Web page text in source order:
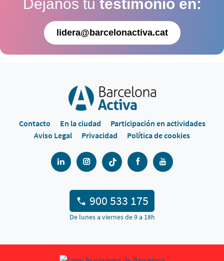
Déjanos tu testimonio en:
lidera@barcelonactiva.cat
Contacto En la ciudad
Participación en actividades
Aviso Legal
Privacidad Política de cookies
900 533 175
De lunes a viernes de 9 a 18h